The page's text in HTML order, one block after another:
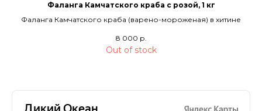
Фаланга Камчатского краба с розой, 1 кг
Фаланга Камчатского краба (варено-мороженая) в хитине
8 000 р.
Out of stock